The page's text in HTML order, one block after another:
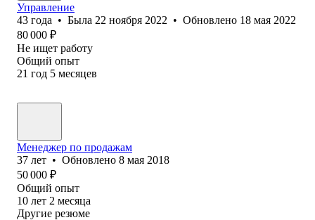
Управление
43 года • Была 22 ноября 2022 • Обновлено 18 мая 2022
80 000 ₽
Не ищет работу
Общий опыт
21 год 5 месяцев
Менеджер по продажам
37 лет • Обновлено 8 мая 2018
50 000 ₽
Общий опыт
10 лет 2 месяца
Другие резюме